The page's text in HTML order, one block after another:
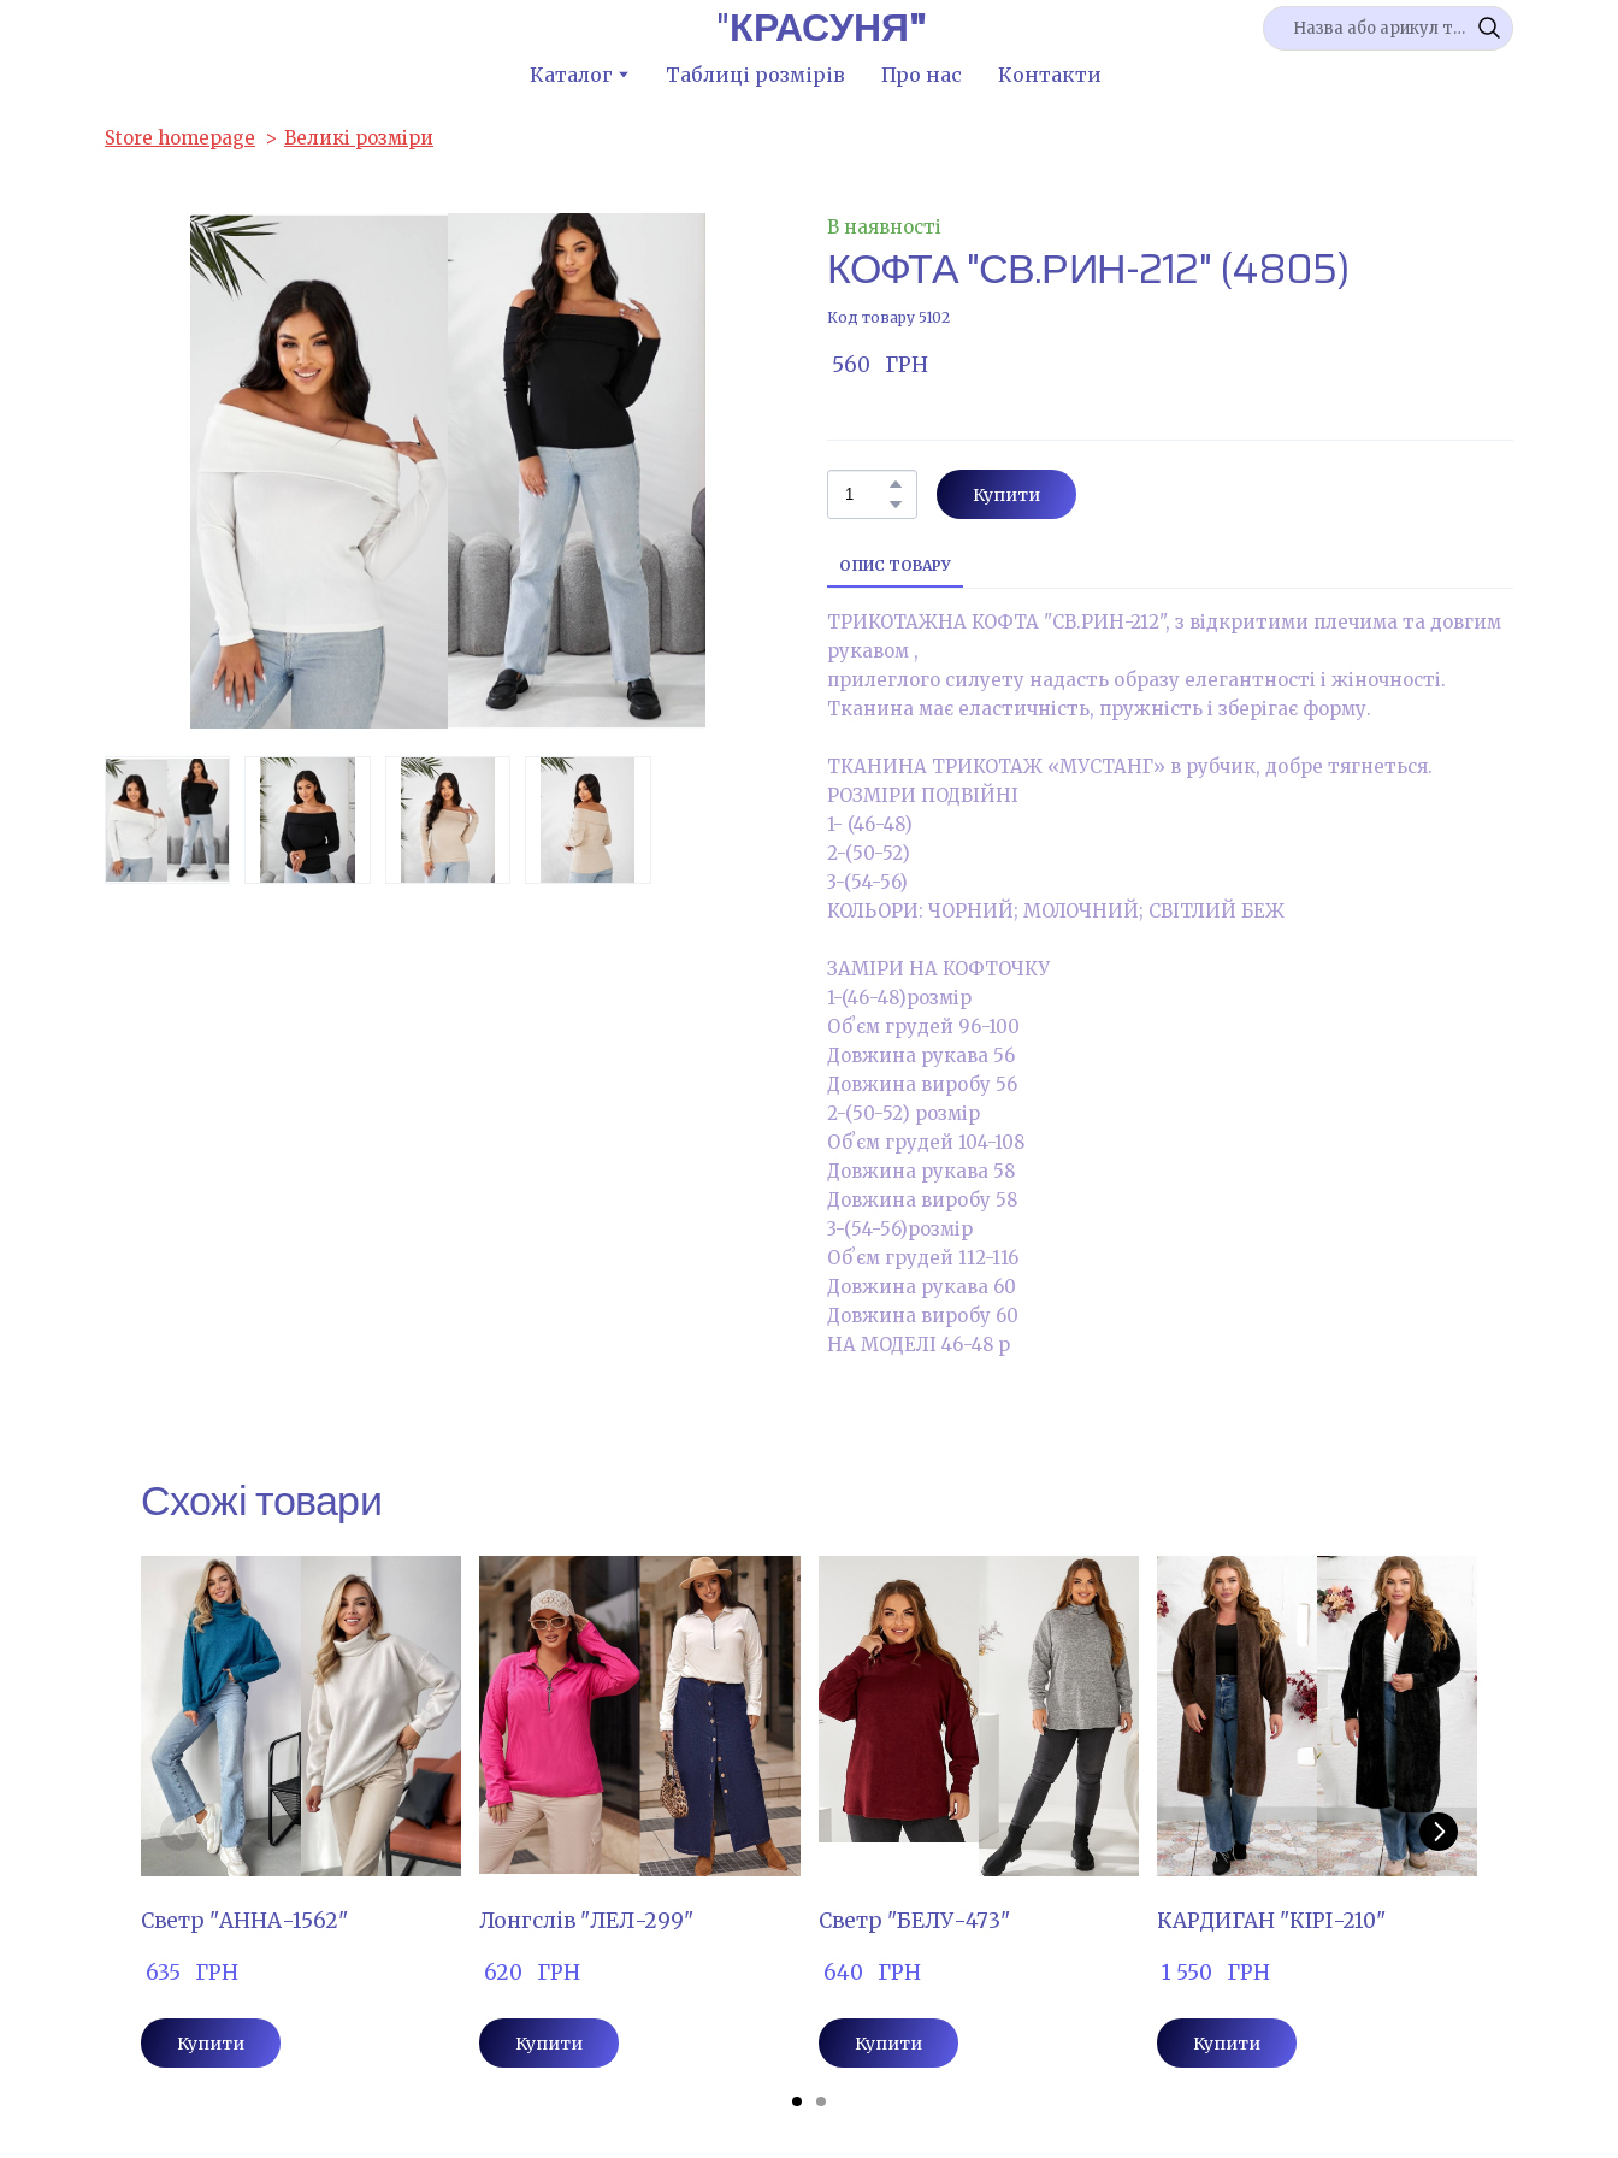
"КРАСУНЯ"
Каталог Таблиці розмірів Про нас Контакти
Store homepage Великі розміри
В наявності
КОФТА "СВ.РИН-212" (4805)
Код товару 5102
560   ГРН
Купити
ОПИС ТОВАРУ
ТРИКОТАЖНА КОФТА "СВ.РИН-212", з відкритими плечима та довгим
рукавом ,
прилеглого силуету надасть образу елегантності і жіночності.
Тканина має еластичність, пружність і зберігає форму.
ТКАНИНА ТРИКОТАЖ «МУСТАНГ» в рубчик, добре тягнеться.
РОЗМІРИ ПОДВІЙНІ
1- (46-48)
2-(50-52)
3-(54-56)
КОЛЬОРИ: ЧОРНИЙ; МОЛОЧНИЙ; СВІТЛИЙ БЕЖ
ЗАМІРИ НА КОФТОЧКУ
1-(46-48)розмір
Обʼєм грудей 96-100
Довжина рукава 56
Довжина виробу 56
2-(50-52) розмір
Обʼєм грудей 104-108
Довжина рукава 58
Довжина виробу 58
3-(54-56)розмір
Обʼєм грудей 112-116
Довжина рукава 60
Довжина виробу 60
НА МОДЕЛІ 46-48 р
Схожі товари
Светр "АННА-1562"
635   ГРН
Купити
Лонгслів "ЛЕЛ-299"
620   ГРН
Купити
Светр "БЕЛУ-473"
640   ГРН
Купити
КАРДИГАН "КІРІ-210"
1 550   ГРН
Купити